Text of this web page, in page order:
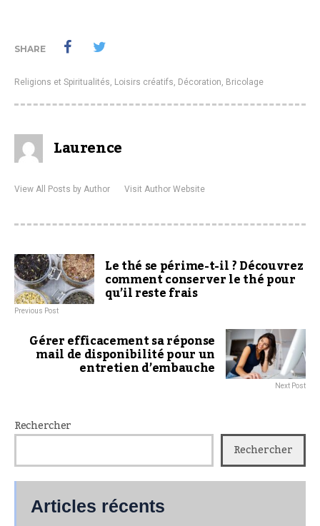
SHARE
Religions et Spiritualités, Loisirs créatifs, Décoration, Bricolage
Laurence
View All Posts by Author Visit Author Website
Le thé se périme-t-il ? Découvrez
comment conserver le thé pour
qu’il reste frais
Previous Post
Gérer efficacement sa réponse
mail de disponibilité pour un
entretien d’embauche
Next Post
Rechercher
Rechercher
Articles récents